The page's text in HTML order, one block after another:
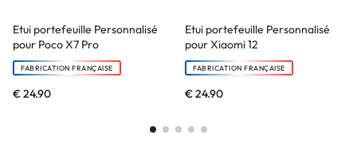
Etui portefeuille Personnalisé
pour Poco X7 Pro
FABRICATION FRANÇAISE
€24.90
Etui portefeuille Personnalisé
pour Xiaomi 12
FABRICATION FRANÇAISE
€24.90